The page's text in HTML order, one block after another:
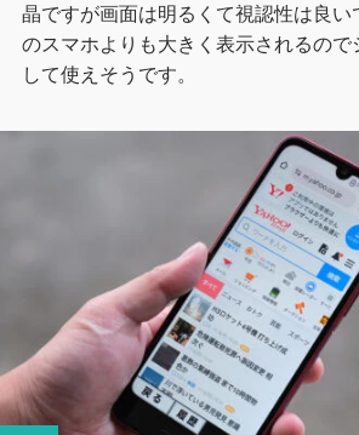
晶ですが画面は明るくて視認性は良い
のスマホよりも大きく表示されるの
して使えそうです。